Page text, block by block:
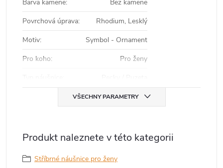
Barva kamene:
Bez kamene
Povrchová úprava:
Rhodium, Lesklý
Motiv:
Symbol - Ornament
Pro koho:
Pro ženy
VŠECHNY PARAMETRY
Produkt naleznete v této kategorii
Stříbrné náušnice pro ženy